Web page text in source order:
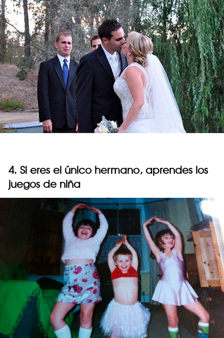
4. Si eres el único hermano, aprendes los
juegos de niña